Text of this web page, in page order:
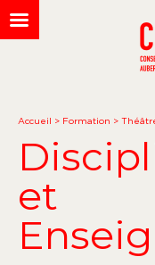
Accueil > Formation >
et